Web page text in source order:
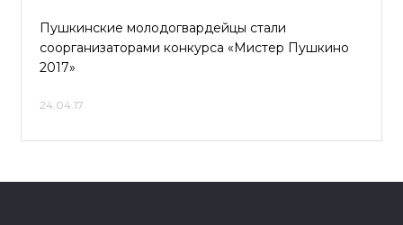
Пушкинские молодогвардейцы стали
соорганизаторами конкурса «Мистер Пушкино
2017»
24.04.17